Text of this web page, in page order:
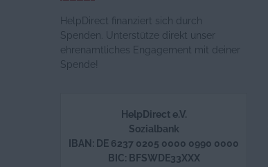
HelpDirect finanziert sich durch
Spenden. Unterstütze direkt unser
ehrenamtliches Engagement mit deiner
Spende!
HelpDirect e.V.
Sozialbank
IBAN: DE 6237 0205 0000 0990 0000
BIC: BFSWDE33XXX